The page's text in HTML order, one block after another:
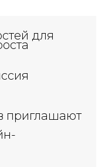
для
приглашают